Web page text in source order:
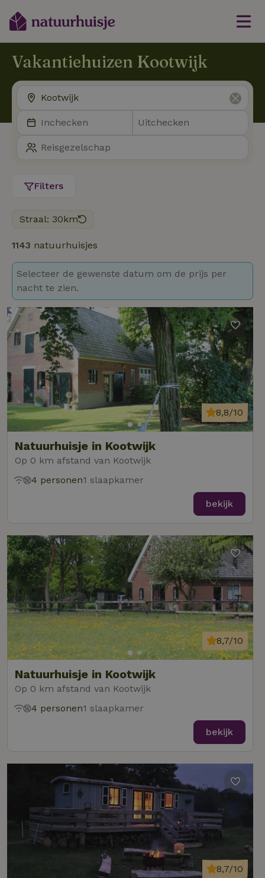
Vakantiehuizen Kootwijk
Filters
Straal: 30km
1143 natuurhuisjes
Selecteer de gewenste datum om de prijs per
nacht te zien.
Natuurhuisje in Kootwijk
Op 0 km afstand van Kootwijk
8,8/10
4 personen1 slaapkamer
bekijk
Natuurhuisje in Kootwijk
Op 0 km afstand van Kootwijk
8,7/10
4 personen1 slaapkamer
bekijk
8,7/10